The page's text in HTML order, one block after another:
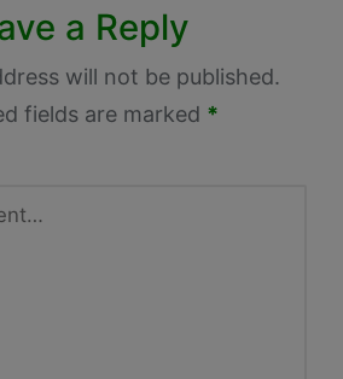
a Reply
will not be published.
fields are marked *